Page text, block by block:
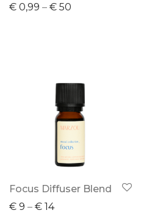
€ 0,99 – € 50
Focus Diffuser Blend
€ 9 – € 14